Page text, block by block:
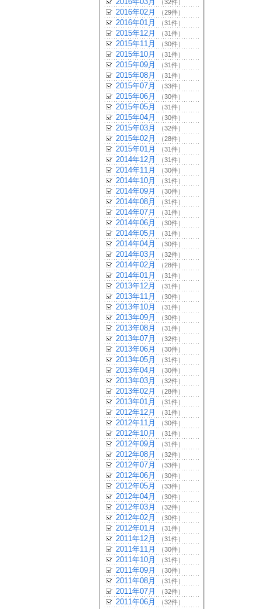
（32件）
2016年02月 （29件）
2016年01月 （31件）
2015年12月 （31件）
2015年11月 （30件）
2015年10月 （31件）
2015年09月 （31件）
2015年08月 （31件）
2015年07月 （33件）
2015年06月 （30件）
2015年05月 （31件）
2015年04月 （30件）
2015年03月 （32件）
2015年02月 （28件）
2015年01月 （31件）
2014年12月 （31件）
2014年11月 （30件）
2014年10月 （31件）
2014年09月 （30件）
2014年08月 （31件）
2014年07月 （31件）
2014年06月 （30件）
2014年05月 （31件）
2014年04月 （30件）
2014年03月 （32件）
2014年02月 （28件）
2014年01月 （31件）
2013年12月 （31件）
2013年11月 （30件）
2013年10月 （31件）
2013年09月 （30件）
2013年08月 （31件）
2013年07月 （32件）
2013年06月 （30件）
2013年05月 （31件）
2013年04月 （30件）
2013年03月 （32件）
2013年02月 （28件）
2013年01月 （31件）
2012年12月 （31件）
2012年11月 （30件）
2012年10月 （31件）
2012年09月 （31件）
2012年08月 （32件）
2012年07月 （33件）
2012年06月 （30件）
2012年05月 （33件）
2012年04月 （30件）
2012年03月 （32件）
2012年02月 （30件）
2012年01月 （31件）
2011年12月 （31件）
2011年11月 （30件）
2011年10月 （31件）
2011年09月 （30件）
2011年08月 （31件）
2011年07月 （32件）
2011年06月 （32件）